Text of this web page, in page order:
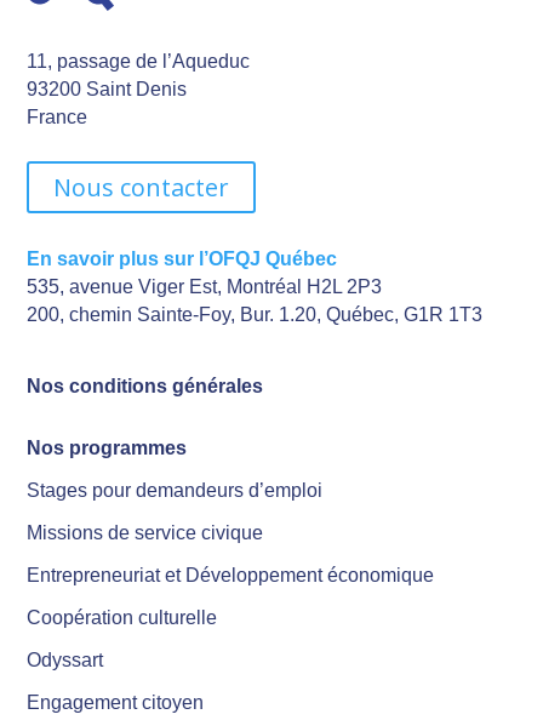
11, passage de l’Aqueduc
93200 Saint Denis
France
Nous contacter
En savoir plus sur l’OFQJ Québec
535, avenue Viger Est, Montréal H2L 2P3
200, chemin Sainte-Foy, Bur. 1.20, Québec, G1R 1T3
Nos conditions générales
Nos programmes
Stages pour demandeurs d’emploi
Missions de service civique
Entrepreneuriat et Développement économique
Coopération culturelle
Odyssart
Engagement citoyen